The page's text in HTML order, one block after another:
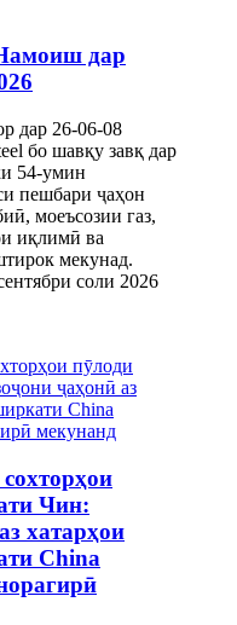
дар
дар 26-06-08
бо шавқу завқ дар
54-умин
пешбари ҷаҳон
моеъсозии газ,
иқлимӣ ва
мекунад.
соли 2026
Чин:
хатарҳои
China